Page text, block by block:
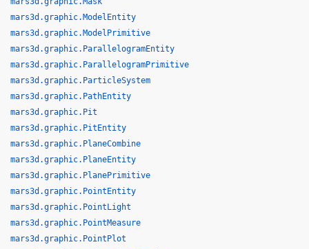
mars3d.graphic.ModelEntity
mars3d.graphic.ModelPrimitive
mars3d.graphic.ParallelogramEntity
mars3d.graphic.ParallelogramPrimitive
mars3d.graphic.ParticleSystem
mars3d.graphic.PathEntity
mars3d.graphic.Pit
mars3d.graphic.PitEntity
mars3d.graphic.PlaneCombine
mars3d.graphic.PlaneEntity
mars3d.graphic.PlanePrimitive
mars3d.graphic.PointEntity
mars3d.graphic.PointLight
mars3d.graphic.PointMeasure
mars3d.graphic.PointPlot